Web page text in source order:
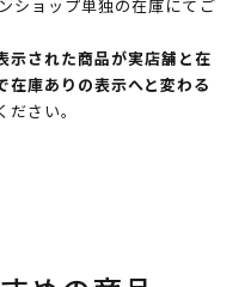
ショップ単独の在庫にてご
された商品が実店舗と在
在庫ありの表示へと変わる
さい。